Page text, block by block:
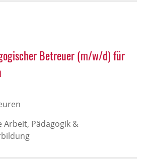
Betreuer (m/w/d) für
Arbeit, Pädagogik &